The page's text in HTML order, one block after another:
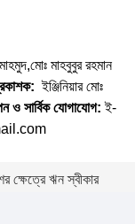
মাহবুবুর রহমান
ইঞ্জিনিয়ার মোঃ
ও সার্বিক যোগাযোগ: ই-
ক্ষেত্রে ঋন স্বীকার